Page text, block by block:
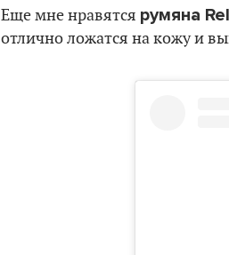
Еще мне нравятся румяна
отлично ложатся на кожу и